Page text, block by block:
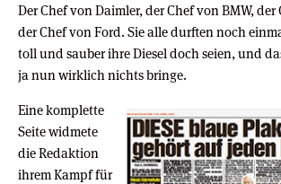
Der Chef von Daimler, der Chef von BMW,
der Chef von Ford. Sie alle durften noch
toll und sauber ihre Diesel doch seien, und
ja nun wirklich nichts bringe.
Eine komplette
Seite widmete
die Redaktion
ihrem Kampf für